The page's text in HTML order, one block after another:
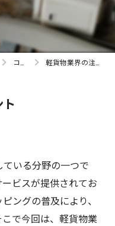
コラム 軽貨物業界の注目ポイント
いる分野の一つで
ビスが提供されてお
ングの普及により、
で今回は、軽貨物業